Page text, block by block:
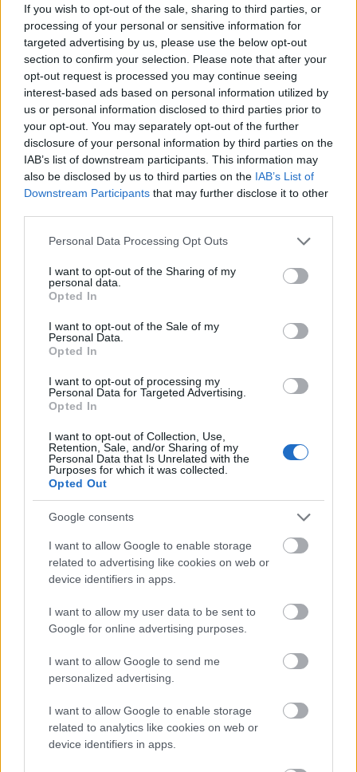
If you wish to opt-out of the sale, sharing to third parties, or
processing of your personal or sensitive information for
targeted advertising by us, please use the below opt-out
section to confirm your selection. Please note that after your
opt-out request is processed you may continue seeing
interest-based ads based on personal information utilized by
us or personal information disclosed to third parties prior to
your opt-out. You may separately opt-out of the further
disclosure of your personal information by third parties on the
IAB’s list of downstream participants. This information may
also be disclosed by us to third parties on the IAB’s List of
Downstream Participants that may further disclose it to other
Please note that this website/app uses one or more Google
not limited to your visit or usage behaviour. You may click to
grant or deny consent to Google and its third-party tags to
use your data for below specified purposes in below Google
consent section.
Personal Data Processing Opt Outs
I want to opt-out of the Sharing of my
personal data.
Opted In
I want to opt-out of the Sale of my
Personal Data.
Opted In
I want to opt-out of processing my
Personal Data for Targeted Advertising.
Opted In
I want to opt-out of Collection, Use,
Retention, Sale, and/or Sharing of my
Personal Data that Is Unrelated with the
Purposes for which it was collected.
Opted Out
Google consents
I want to allow Google to enable storage
related to advertising like cookies on web or
device identifiers in apps.
I want to allow my user data to be sent to
Google for online advertising purposes.
I want to allow Google to send me
personalized advertising.
I want to allow Google to enable storage
related to analytics like cookies on web or
device identifiers in apps.
Καιρός
Καιρός 10/1: Κακοκαιρία με ισχυρές βροχές σήμερα
10 Ιανουαρίου 2022, 9:40
Σύμφωνα με την ΕΜΥ σήμερα σε όλη τη χώρα προβλέπονται βροχές και
σποραδικές καταιγίδες. Τα φαινόμενα...
Καιρός: Πότε «επιστρέφει» ο χειμώνας – Βροχές το
Σαββατοκύριακο
5 Ιανουαρίου 2022, 16:06
Με «ανοιξιάτικες» θερμοκρασίες κύλησε η χθεσινή ημέρα ενώ το ίδιο ισχύει
και σήμερα. Εδώ...
Καιρός 29/12: Άστατος με τοπικές βροχές και σποραδικές
Σύμφωνα με την ΕΜΥ σήμερα σε όλη τη χώρα προβλέπονται νεφώσεις με
τοπικές βροχές και στην...